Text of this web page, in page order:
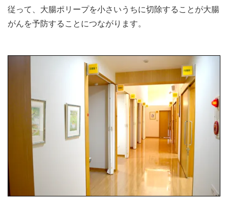
従って、大腸ポリープを小さいうちに切除することが大腸
がんを予防することにつながります。